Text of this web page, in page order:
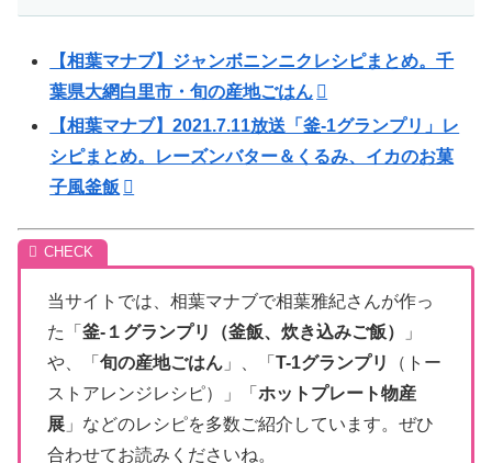
【相葉マナブ】ジャンボニンニクレシピまとめ。千
葉県大網白里市・旬の産地ごはん
【相葉マナブ】2021.7.11放送「釜-1グランプリ」レ
シピまとめ。レーズンバター＆くるみ、イカのお菓
子風釜飯
当サイトでは、相葉マナブで相葉雅紀さんが作っ
た「 釜-１グランプリ（釜飯、炊き込みご飯）
」
や、「 旬の産地ごはん 」、「 T-1グランプリ
（トー
ストアレンジレシピ）」「 ホットプレート物産
展 」などのレシピを多数ご紹介しています。ぜひ
合わせてお読みくださいね。